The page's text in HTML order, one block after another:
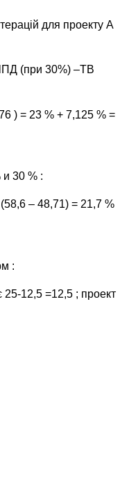
для проекту А
(при 30%) –ТВ
) = 23 % + 7,125 % =
30 % :
– 48,71) = 21,7 %
:
25-12,5 =12,5 ; проект